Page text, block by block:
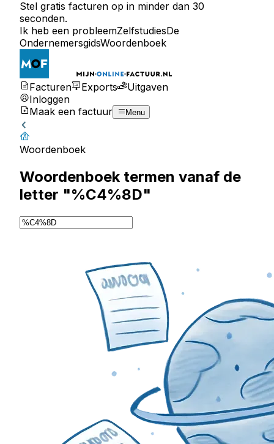
Stel gratis facturen op in minder dan 30
seconden.
Ik heb een probleemZelfstudiesDe
OndernemersgidsWoordenboek
Facturen Exports
Uitgaven
Inloggen
Maak een factuur
Menu
Woordenboek
Woordenboek termen vanaf de
letter "%C4%8D"